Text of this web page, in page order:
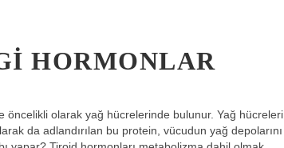
HORMONLAR
olarak yağ hücrelerinde bulunur. Yağ hücreleri
da adlandırılan bu protein, vücudun yağ depolarını